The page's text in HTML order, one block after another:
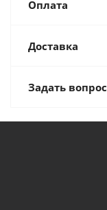
Оплата
Доставка
Задать вопрос